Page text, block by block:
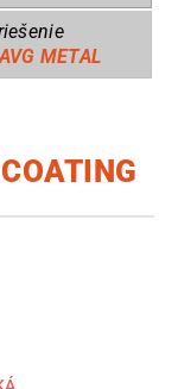
METAL